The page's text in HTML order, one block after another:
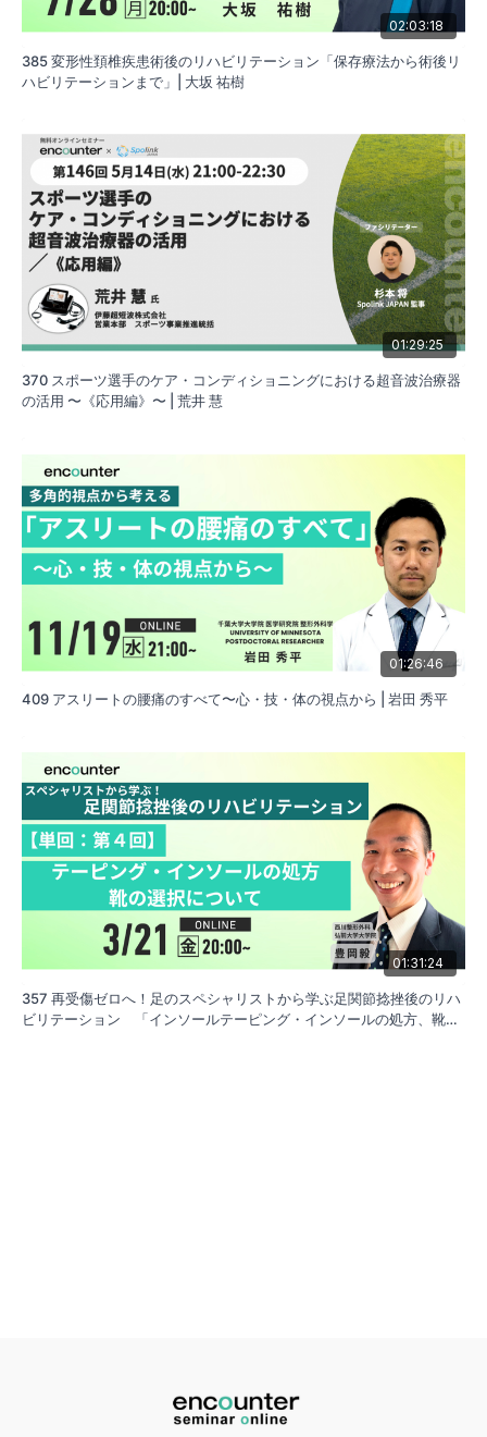
ついて経済学・経営学を通して見つめ直していきます。
02:03:18
385 変形性頚椎疾患術後のリハビリテーション「保存療法から術後リ
ハビリテーションまで」| 大坂 祐樹
01:29:25
370 スポーツ選手のケア・コンディショニングにおける超音波治療器
の活用 〜《応用編》〜 | 荒井 慧
01:26:46
409 アスリートの腰痛のすべて〜心・技・体の視点から | 岩田 秀平
01:31:24
357 再受傷ゼロへ！足のスペシャリストから学ぶ足関節捻挫後のリハ
ビリテーション 「インソールテーピング・インソールの処方、靴の